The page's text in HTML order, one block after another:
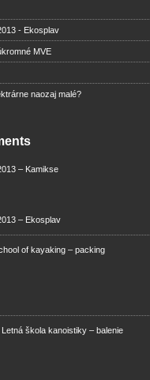
- Ekosplav
MVE
naozaj malé?
– Kamikse
– Ekosplav
of kayaking – packing
škola kanoistiky – balenie